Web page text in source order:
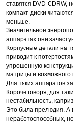
ставятся DVD-CDRW,
компакт-диски
меньше.
Значительное
аппаратах они
Корпусные детали на
приводит к
упрощенную
матрицы и возможного
Для таких аппаратов
Короче говоря, для
нестабильность,
Это была прелюдия. А
неработоспособных,